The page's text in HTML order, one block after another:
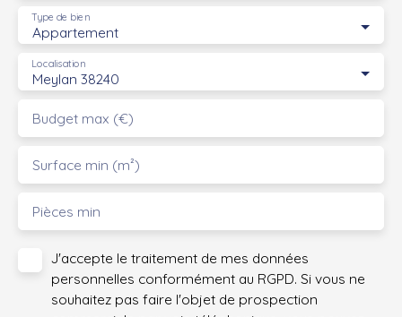
Appartement
Type de bien
Meylan 38240
Localisation
Budget max (€)
Surface min (m²)
Pièces min
J'accepte le traitement de mes données
personnelles conformément au RGPD. Si vous ne
souhaitez pas faire l'objet de prospection